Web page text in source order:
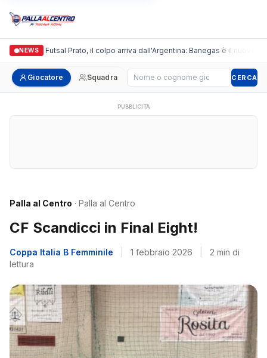
NEWS
Italgronda Futsal Prato, il colpo arriva dall'Argentina: Banegas è il nuovo
Giocatore Squadra Cerca giocatore CERCA
PUBBLICITÀ
Palla al Centro · Palla al Centro
CF Scandicci in Final Eight!
Coppa Italia B Femminile 1 febbraio 2026
2 min di
lettura